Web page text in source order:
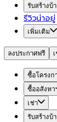
รับสร้างบ้
รีวิวน่าอยู่
เพิ่มเติม
ลงประกาศฟรี
ซื้อโครงก
ซื้ออสังหา
เช่า
รับสร้างบ้